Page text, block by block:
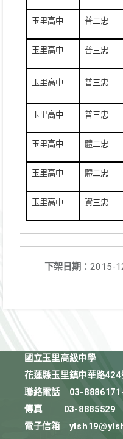
玉里高中 普二忠
玉里高中 普三忠
玉里高中 普三忠
玉里高中 普三忠
玉里高中 體二忠
玉里高中 體二忠
玉里高中 資三忠
下架日期： 2015-
國立玉里高級中學
花蓮縣玉里鎮中華路424
聯絡電話
03-
傳真
03-8885529
電子信箱